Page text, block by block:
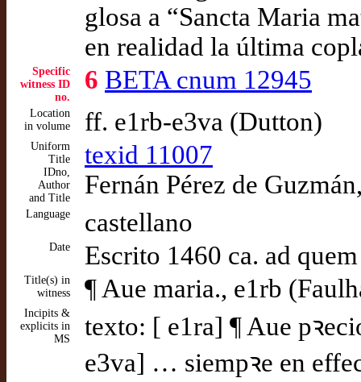
glosa a “Sancta Maria
en realidad la última
Specific
witness ID
no.
6 BETA cnum 12945
Location
in volume
ff. e1rb-e3va (Dutton)
Uniform
Title
IDno,
Author
and Title
texid 11007
Fernán Pérez de
Language castellano
Date Escrito 1460 ca. ad quem
Title(s) in
witness
¶ Aue maria., e1rb
Incipits &
explicits in
MS
texto: [ e1ra] ¶ Aue
e3va] … siempꝛe en